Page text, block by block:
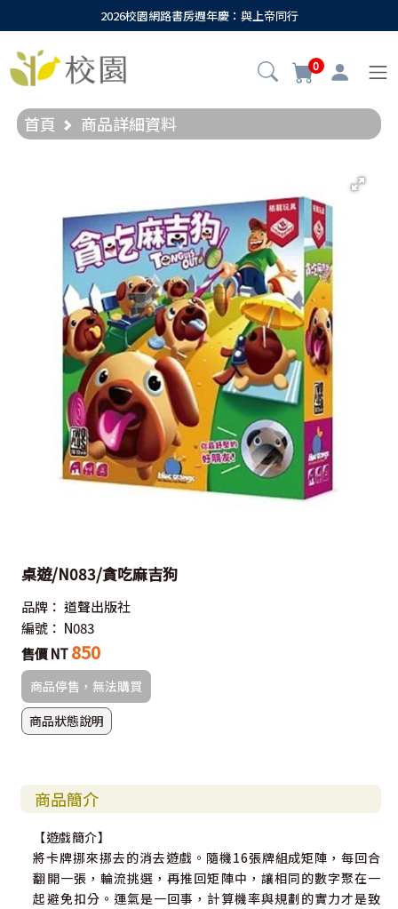
2026校園網路書房週年慶：與上帝同行
0
首頁 商品詳細資料
桌遊/N083/貪吃麻吉狗
品牌： 道聲出版社
編號： N083
售價 NT 850
商品停售，無法購買
商品狀態說明
商品簡介
【遊戲簡介】
將卡牌挪來挪去的消去遊戲。隨機16張牌組成矩陣，每回合
翻開一張，輪流挑選，再推回矩陣中，讓相同的數字聚在一
起避免扣分。運氣是一回事，計算機率與規劃的實力才是致